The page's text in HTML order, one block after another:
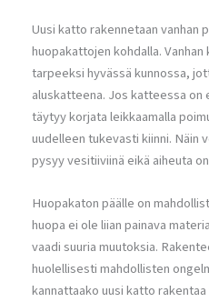
Uusi katto rakennetaan vanhan
huopakattojen kohdalla.
tarpeeksi hyvässä kunnossa,
aluskatteena. Jos katteessa on
täytyy korjata leikkaamalla
uudelleen tukevasti kiinni. Näin
pysyy vesitiiviinä eikä aiheuta
Huopakaton päälle on
huopa ei ole liian painava
vaadi suuria muutoksia.
huolellisesti mahdollisten
kannattaako uusi katto